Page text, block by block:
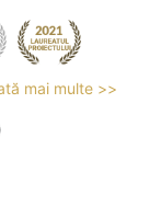
mai multe >>